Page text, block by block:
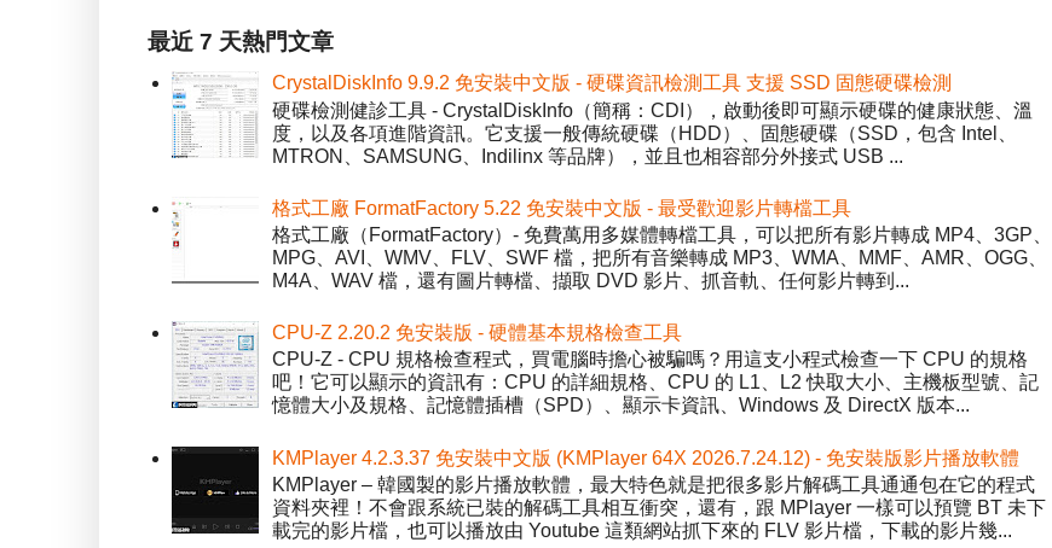
最近 7 天熱門文章
CrystalDiskInfo 9.9.2 免安裝中文版 - 硬碟資訊檢測工具 支援 SSD 固態硬碟檢測
硬碟檢測健診工具 - CrystalDiskInfo（簡稱：CDI），啟動後即可顯示硬碟的健康狀態、溫
度，以及各項進階資訊。它支援一般傳統硬碟（HDD）、固態硬碟（SSD，包含 Intel、
MTRON、SAMSUNG、Indilinx 等品牌），並且也相容部分外接式 USB ...
格式工廠 FormatFactory 5.22 免安裝中文版 - 最受歡迎影片轉檔工具
格式工廠（FormatFactory）- 免費萬用多媒體轉檔工具，可以把所有影片轉成 MP4、3GP、
MPG、AVI、WMV、FLV、SWF 檔，把所有音樂轉成 MP3、WMA、MMF、AMR、OGG、
M4A、WAV 檔，還有圖片轉檔、擷取 DVD 影片、抓音軌、任何影片轉到...
CPU-Z 2.20.2 免安裝版 - 硬體基本規格檢查工具
CPU-Z - CPU 規格檢查程式，買電腦時擔心被騙嗎？用這支小程式檢查一下 CPU 的規格
吧！它可以顯示的資訊有：CPU 的詳細規格、CPU 的 L1、L2 快取大小、主機板型號、記
憶體大小及規格、記憶體插槽（SPD）、顯示卡資訊、Windows 及 DirectX 版本...
KMPlayer 4.2.3.37 免安裝中文版 (KMPlayer 64X 2026.7.24.12) - 免安裝版影片播放軟體
KMPlayer – 韓國製的影片播放軟體，最大特色就是把很多影片解碼工具通通包在它的程式
資料夾裡！不會跟系統已裝的解碼工具相互衝突，還有，跟 MPlayer 一樣可以預覽 BT 未下
載完的影片檔，也可以播放由 Youtube 這類網站抓下來的 FLV 影片檔，下載的影片幾...